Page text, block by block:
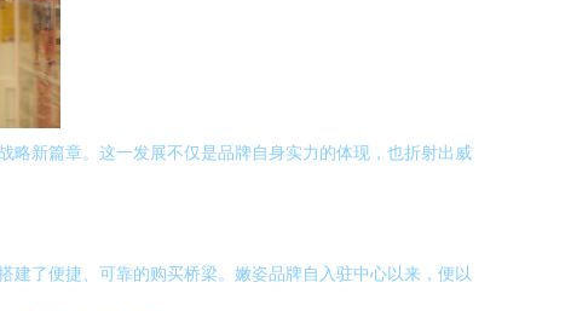
略新篇章。这一发展不仅是品牌自身实力的体现，也折射出威
了便捷、可靠的购买桥梁。嫩姿品牌自入驻中心以来，便以